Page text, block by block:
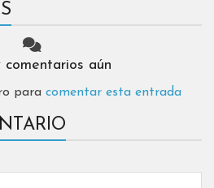
comentarios aún
para comentar esta entrada